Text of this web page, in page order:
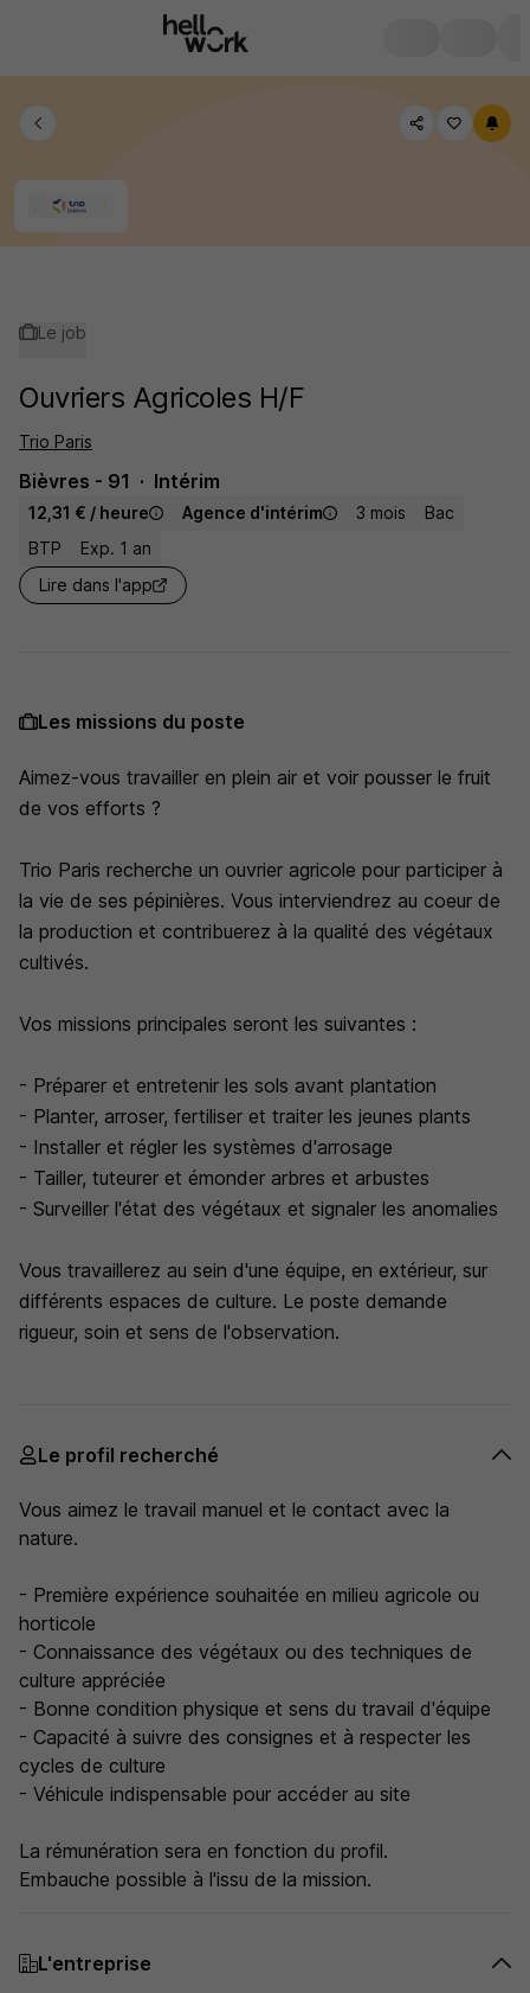
Le job
Ouvriers Agricoles H/F
Trio Paris
Bièvres - 91 Intérim
12,31 € / heure Agence d'intérim 3 mois
Bac
BTP
Exp. 1 an
Lire dans l'app
Les missions du poste
Aimez-vous travailler en plein air et voir pousser le fruit
de vos efforts ?
Trio Paris recherche un ouvrier agricole pour participer à
la vie de ses pépinières. Vous interviendrez au coeur de
la production et contribuerez à la qualité des végétaux
cultivés.
Vos missions principales seront les suivantes :
- Préparer et entretenir les sols avant plantation
- Planter, arroser, fertiliser et traiter les jeunes plants
- Installer et régler les systèmes d'arrosage
- Tailler, tuteurer et émonder arbres et arbustes
- Surveiller l'état des végétaux et signaler les anomalies
Vous travaillerez au sein d'une équipe, en extérieur, sur
différents espaces de culture. Le poste demande
rigueur, soin et sens de l'observation.
Le profil recherché
Vous aimez le travail manuel et le contact avec la
nature.
- Première expérience souhaitée en milieu agricole ou
horticole
- Connaissance des végétaux ou des techniques de
culture appréciée
- Bonne condition physique et sens du travail d'équipe
- Capacité à suivre des consignes et à respecter les
cycles de culture
- Véhicule indispensable pour accéder au site
La rémunération sera en fonction du profil.
Embauche possible à l'issu de la mission.
L'entreprise